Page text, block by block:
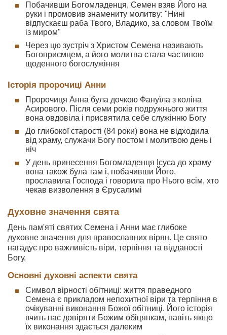
Побачивши Богомладенця, Семен взяв Його на
руки і промовив знамениту молитву: "Нині
відпускаєш раба Твого, Владико, за словом Твоїм
із миром"
Через цю зустріч з Христом Семена називають
Богоприємцем, а його молитва стала частиною
щоденного богослужіння
Історія пророчиці Анни
Пророчиця Анна була дочкою Фануїла з коліна
Асирового. Після семи років подружнього життя
вона овдовіла і присвятила себе служінню Богу
До глибокої старості (84 роки) вона не відходила
від храму, служачи Богу постом і молитвою день і
ніч
У день принесення Богомладенця Ісуса до храму
вона також була там і, побачивши Його,
прославила Господа і говорила про Нього всім, хто
чекав визволення в Єрусалимі
Духовне значення свята
День пам'яті святих Семена і Анни має глибоке
духовне значення для православних вірян. Це свято
нагадує про важливість віри, терпіння та відданості
Богу.
Основні духовні аспекти свята
Символ вірності обітниці: життя праведного
Семена є прикладом непохитної віри та терпіння в
очікуванні виконання Божої обітниці. Його історія
вчить нас довіряти Божим обіцянкам, навіть якщо
їх виконання здається далеким